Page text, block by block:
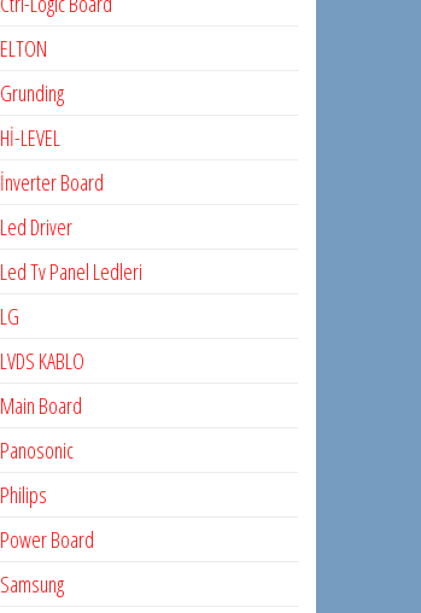
ELTON
Grunding
Hİ-LEVEL
İnverter Board
Led Driver
Led Tv Panel Ledleri
LG
LVDS KABLO
Main Board
Panosonic
Philips
Power Board
Samsung